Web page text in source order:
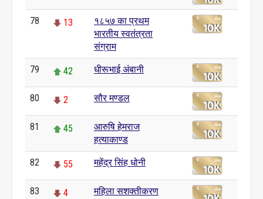
78 13
१८५७ का प्रथम
भारतीय स्वतंत्रता
संग्राम
79 42 धीरूभाई अंबानी
80 2 सौर मण्डल
81 45
आरुषि हेमराज
हत्याकाण्ड
82 55 महेंद्र सिंह धोनी
83 4 महिला सशक्तीकरण